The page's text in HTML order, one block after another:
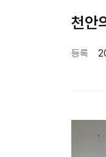
천안
등록